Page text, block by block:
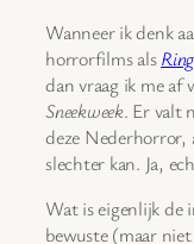
Wanneer ik denk
horrorfilms als
dan vraag ik me af
Sneekweek. Er valt
deze Nederhorror,
slechter kan. Ja,
Wat is eigenlijk de
bewuste (maar